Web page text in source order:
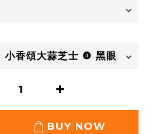
BUY NOW